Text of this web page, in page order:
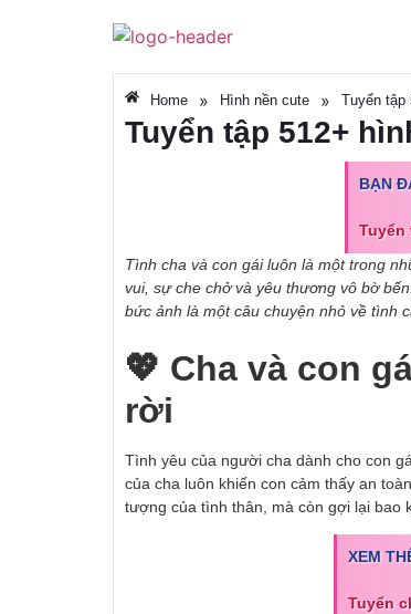
Home » Hình nền cute » Tuyển tập
Tuyển tập 512+
BẠN
Tuyển
Tình cha và con gái luôn là một trong
vui, sự che chở và yêu thương vô bờ
bức ảnh là một câu chuyện nhỏ về tình
💖 Cha và con
rời
Tình yêu của người cha dành cho con
của cha luôn khiến con cảm thấy an
tượng của tình thân, mà còn gợi lại bao
XEM
Tuyển